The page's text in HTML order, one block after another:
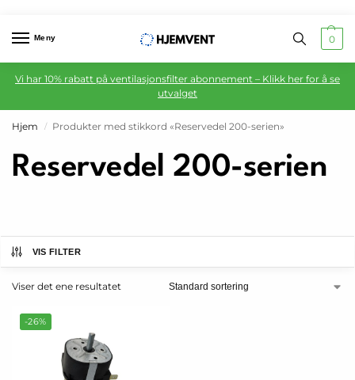
Meny 0
Vi har 10% rabatt på ventilasjonsfilter abonnement – Klikk her for å se
utvalget
Hjem / Produkter med stikkord «Reservedel 200-serien»
Reservedel 200-serien
VIS FILTER
Viser det ene resultatet
-26%